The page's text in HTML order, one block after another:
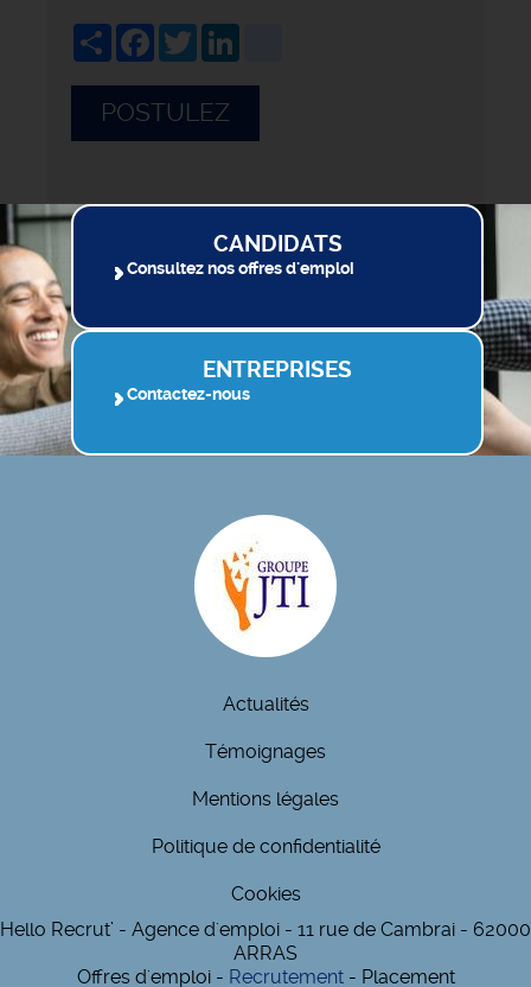
ShareFacebook
Twitter
POSTULEZ
CANDIDATS
Consultez nos offres d'emploi
ENTREPRISES
Contactez-nous
Actualités
Témoignages
Mentions légales
Politique de confidentialité
Cookies
Hello Recrut’ - Agence d'emploi - 11 rue de Cambrai - 62000
ARRAS
Offres d'emploi - Recrutement- Placement